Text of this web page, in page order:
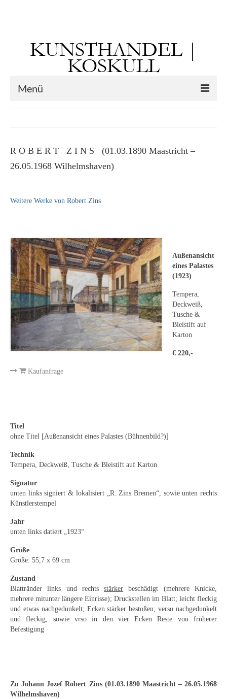
KUNSTHANDEL |
KOSKULL
Menü
George Paice
Johann Georg Strobel
Ludwig Martin Wilberg
Weitere Künstler nach 1945
Kunst 1900-1945
Ernst Geitlinger
Karl Otto Hy
Richard Sprick
Helmut Diekmann
Hermann Dieste
August Lange-Brock
Curt Wittenbecher
R O B E R T Z I N S (01.03.1890 Maastricht –
26.05.1968 Wilhelmshaven)
Weitere Werke von Robert Zins
Außenansicht
eines Palastes
(1923)
Tempera,
Deckweiß,
Tusche &
Bleistift auf
Karton
€ 220,-
Kaufanfrage
Titel
ohne Titel [Außenansicht eines Palastes (Bühnenbild?)]
Technik
Tempera, Deckweiß, Tusche & Bleistift auf Karton
Signatur
unten links signiert & lokalisiert „R. Zins Bremen“, sowie unten rechts
Künstlerstempel
Jahr
unten links datiert „1923“
Größe
Größe: 55,7 x 69 cm
Zustand
Blattränder links und rechtsstärker beschädigt (mehrere Knicke,
mehrere mitunter längere Einrisse); Druckstellen im Blatt; leicht fleckig
und etwas nachgedunkelt; Ecken stärker bestoßen; verso nachgedunkelt
und fleckig, sowie vrso in den vier Ecken Reste von früherer
Befestigung
Zu Johann Jozef Robert Zins (01.03.1890 Maastricht – 26.05.1968
Wilhelmshaven)